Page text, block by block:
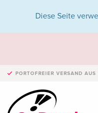
Diese Seite
PORTOFREIER VERSAND AUS